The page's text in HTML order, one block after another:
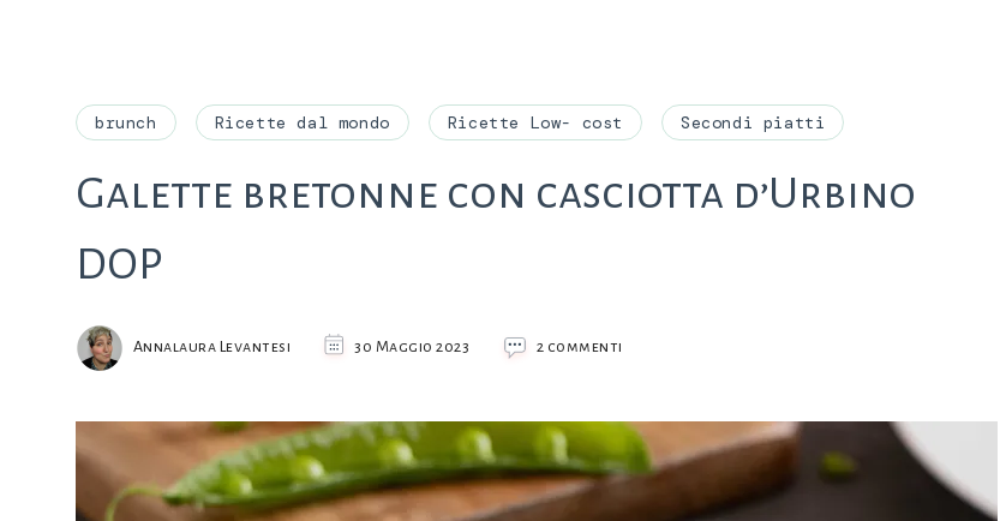
brunch Ricette dal mondo Ricette Low- cost Secondi piatti
Galette bretonne con casciotta d’Urbino
DOP
Annalaura Levantesi 30 Maggio 2023 2 commenti
con
casciotta
d’Urbino